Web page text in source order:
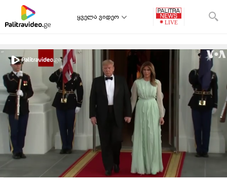
ყველა ვიდეო